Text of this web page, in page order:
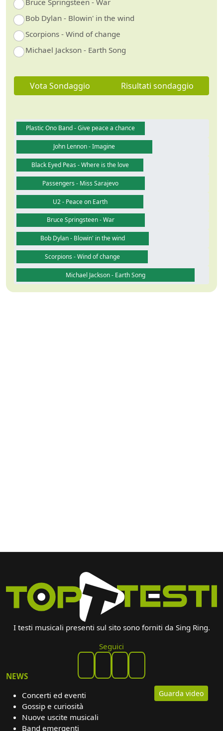
Guarda video
Bruce Springsteen - War
Bob Dylan - Blowin' in the wind
Scorpions - Wind of change
Michael Jackson - Earth Song
Vota Sondaggio Risultati sondaggio
Plastic Ono Band - Give peace a chance
John Lennon - Imagine
Black Eyed Peas - Where is the love
Passengers - Miss Sarajevo
U2 - Peace on Earth
Bruce Springsteen - War
Bob Dylan - Blowin' in the wind
Scorpions - Wind of change
Michael Jackson - Earth Song
I testi musicali presenti sul sito sono forniti da Sing Ring.
Seguici
NEWS
Concerti ed eventi
Gossip e curiosità
Nuove uscite musicali
Band emergenti